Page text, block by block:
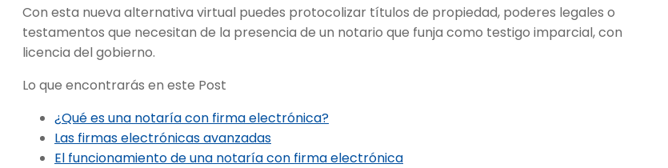
Con esta nueva alternativa virtual puedes protocolizar títulos de propiedad, poderes legales o
testamentos que necesitan de la presencia de un notario que funja como testigo imparcial, con
licencia del gobierno.
Lo que encontrarás en este Post
¿Qué es una notaría con firma electrónica?
Las firmas electrónicas avanzadas
El funcionamiento de una notaría con firma electrónica